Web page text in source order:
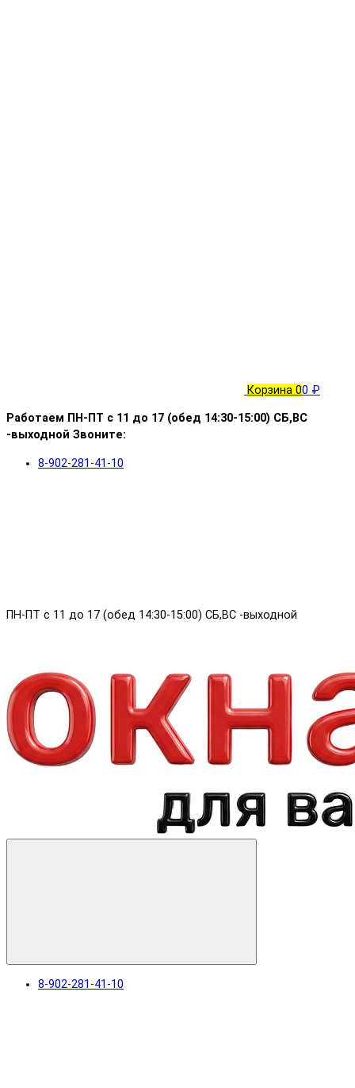
Корзина 00 ₽
Работаем ПН-ПТ с 11 до 17 (обед 14:30-15:00) СБ,ВС
-выходной Звоните:
8-902-281-41-10
ПН-ПТ с 11 до 17 (обед 14:30-15:00) СБ,ВС -выходной
8-902-281-41-10